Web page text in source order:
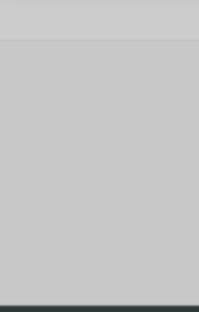
Sie sind diejenigen,
Benutzern der
Informationen über
zu identifizieren, oder
Benutzers des Shops
Sie sammeln